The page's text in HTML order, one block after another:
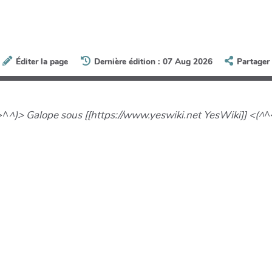
Éditer la page Dernière édition : 07 Aug 2026 Partager
^)> Galope sous [[https://www.yeswiki.net YesWiki]] <(^